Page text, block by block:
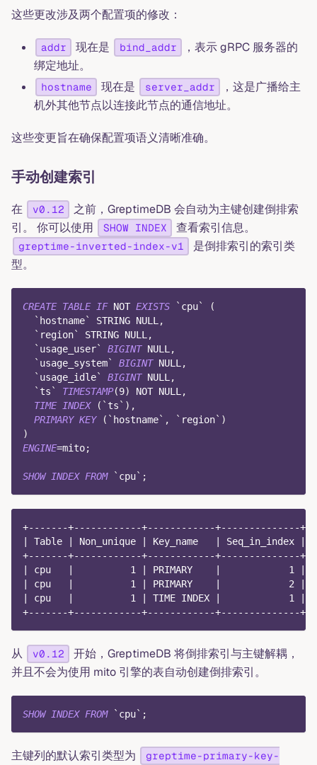
这些更改涉及两个配置项的修改：
addr 现在是 bind_addr
，表示 gRPC 服务器的
绑定地址。
hostname 现在是 server_addr
，这是广播给主
机外其他节点以连接此节点的通信地址。
这些变更旨在确保配置项语义清晰准确。
手动创建索引
在 v0.12
之前，GreptimeDB 会自动为主键创建倒排索
引。 你可以使用
SHOW INDEX 查看索引信息。
greptime-inverted-index-v1
是倒排索引的索引类
型。
CREATE TABLE IF NOT EXISTS ` cpu`
(
` hostname` STRING NULL ,
` region` STRING NULL ,
` usage_user` BIGINT NULL ,
` usage_system` BIGINT NULL ,
` usage_idle` BIGINT NULL ,
` ts ` TIMESTAMP(9) NOT NULL ,
TIME
INDEX ( ` ts ` ) ,
PRIMARY KEY ( ` hostname` , ` region` )
)
ENGINE=mito;
SHOW INDEX FROM ` cpu` ;
+-------+------------+------------+--------------
| Table | Non_unique | Key_name   |
+-------+------------+------------+--------------
| cpu   |          1 | PRIMARY    |            1 |
| cpu   |          1 | PRIMARY    |            2 |
| cpu   |          1 | TIME INDEX |
+-------+------------+------------+--------------
从 v0.12
开始，GreptimeDB 将倒排索引与主键解耦，
并且不会为使用 mito 引擎的表自动创建倒排索引。
SHOW INDEX FROM ` cpu` ;
主键列的默认索引类型为
greptime-primary-key-